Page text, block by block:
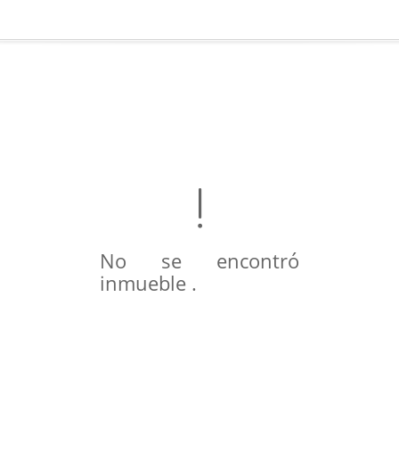
No se encontró
inmueble .